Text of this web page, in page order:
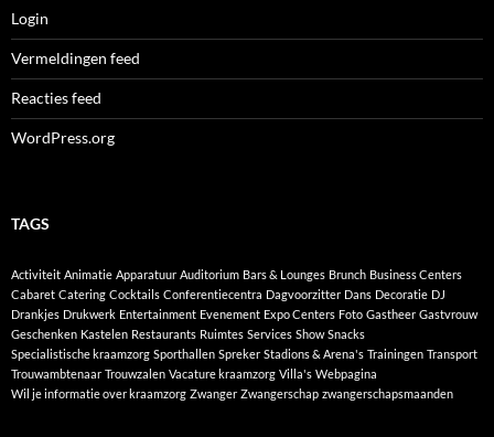
Login
Vermeldingen feed
Reacties feed
WordPress.org
TAGS
Activiteit Animatie Apparatuur Auditorium Bars & Lounges Brunch Business Centers
Cabaret Catering Cocktails Conferentiecentra Dagvoorzitter Dans Decoratie DJ
Drankjes Drukwerk Entertainment Evenement Expo Centers Foto Gastheer Gastvrouw
Geschenken Kastelen Restaurants Ruimtes Services Show Snacks
Specialistische kraamzorg Sporthallen Spreker Stadions & Arena's Trainingen Transport
Trouwambtenaar Trouwzalen Vacature kraamzorg Villa's Webpagina
Wil je informatie over kraamzorg Zwanger Zwangerschap zwangerschapsmaanden